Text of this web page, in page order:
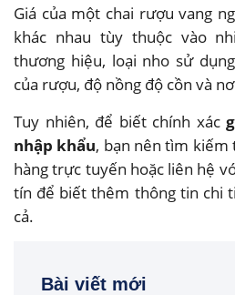
Giá của một chai rượu vang
khác nhau tùy thuộc vào
thương hiệu, loại nho sử
của rượu, độ nồng độ cồn và
Tuy nhiên, để biết chính xác
nhập khẩu, bạn nên tìm kiếm
hàng trực tuyến hoặc liên hệ
tín để biết thêm thông tin chi
cả.
Bài viết mới